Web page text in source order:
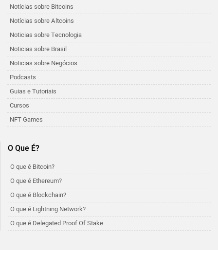
Notícias sobre Bitcoins
Notícias sobre Altcoins
Noticias sobre Tecnologia
Noticias sobre Brasil
Noticias sobre Negócios
Podcasts
Guias e Tutoriais
Cursos
NFT Games
O Que É?
O que é Bitcoin?
O que é Ethereum?
O que é Blockchain?
O que é Lightning Network?
O que é Delegated Proof Of Stake